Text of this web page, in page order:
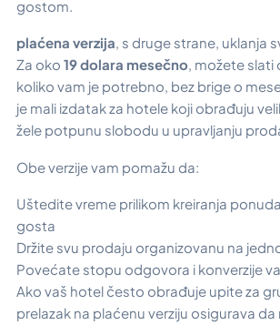
gostom.
plaćena verzija, s druge strane, uklanja
Za oko 19 dolara mesečno, možete slati
koliko vam je potrebno, bez brige o
je mali izdatak za hotele koji obrađuju
žele potpunu slobodu u upravljanju
Obe verzije vam pomažu da:
Uštedite vreme prilikom kreiranja
gosta
Držite svu prodaju organizovanu na
Povećate stopu odgovora i konverzije
Ako vaš hotel često obrađuje upite za
prelazak na plaćenu verziju osigurava da